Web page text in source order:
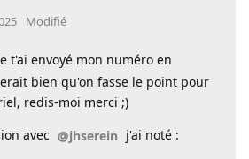
Modifié
t'ai envoyé mon numéro en
bien qu'on fasse le point pour
redis-moi merci ;)
avec @jhserein j'ai noté :